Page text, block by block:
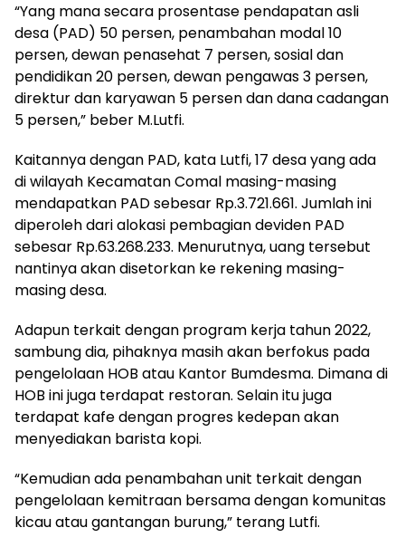
“Yang mana secara prosentase pendapatan asli
desa (PAD) 50 persen, penambahan modal 10
persen, dewan penasehat 7 persen, sosial dan
pendidikan 20 persen, dewan pengawas 3 persen,
direktur dan karyawan 5 persen dan dana cadangan
5 persen,” beber M.Lutfi.
Kaitannya dengan PAD, kata Lutfi, 17 desa yang ada
di wilayah Kecamatan Comal masing-masing
mendapatkan PAD sebesar Rp.3.721.661. Jumlah ini
diperoleh dari alokasi pembagian deviden PAD
sebesar Rp.63.268.233. Menurutnya, uang tersebut
nantinya akan disetorkan ke rekening masing-
masing desa.
Adapun terkait dengan program kerja tahun 2022,
sambung dia, pihaknya masih akan berfokus pada
pengelolaan HOB atau Kantor Bumdesma. Dimana di
HOB ini juga terdapat restoran. Selain itu juga
terdapat kafe dengan progres kedepan akan
menyediakan barista kopi.
“Kemudian ada penambahan unit terkait dengan
pengelolaan kemitraan bersama dengan komunitas
kicau atau gantangan burung,” terang Lutfi.